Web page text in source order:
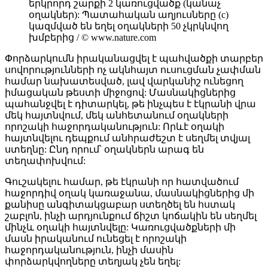
երկրորդ շարքի 2 կառուցվածք (կանաչ
օղակներ): Պատահական աղյուսները (c)
կազմված են եղել օղակների 50 չկրկնվող
խմբերից / © www.nature.com
Փորձարկումն իրականացվել է պահվածքի տարբեր
սովորությունների ոչ ակնհայտ ուսուցման չափման
համար նախատեսված, լավ վարկանիշ ունեցող
իմացական թեստի միջոցով: Մասնակիցներից
պահանջվել է դիտարկել, թե ինչպես է էկրանի վրա
մեկ հայտնվում, մեկ անհետանում օղակների
որոշակի հաջորդականություն: Որևէ օղակի
հայտնվելու դեպքում անհրաժեշտ է սեղմել տվյալ
ստեղնը: Ընդ որում՝ օղակներն արագ են
տեղափոխվում:
Գուշակելու համար, թե էկրանի որ հատվածում
հաջորդիվ օղակ կառաջանա, մասնակիցներից մի
քանիսը անգիտակցաբար ստեղծել են հստակ
շաբլոն, ինչի արդյունքում ճիշտ կոճակին են սեղմել
մինչև օղակի հայտնվելը: Կառուցվածքների մի
մասն իրականում ունեցել է որոշակի
հաջորդականություն, ինչի մասին
փորձարկվողները տեղյակ չեն եղել: